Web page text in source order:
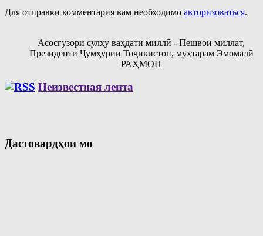
Для отправки комментария вам необходимо авторизоваться.
Асосгузори сулҳу ваҳдати миллӣ - Пешвои миллат,
Президенти Ҷумҳурии Тоҷикистон, муҳтарам Эмомалӣ
РАҲМОН
Неизвестная лента
Дастовардҳои мо